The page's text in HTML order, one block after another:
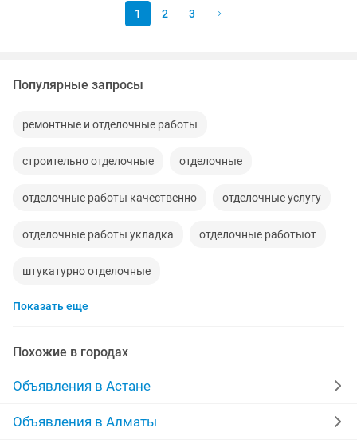
1 2 3
Популярные запросы
ремонтные и отделочные работы
строительно отделочные отделочные
отделочные работы качественно отделочные услугу
отделочные работы укладка отделочные работыот
штукатурно отделочные
ремонтно отделочные работы
внутренние отделочные работы
ремонтно отделочные
Показать еще
Похожие в городах
Объявления в Астане
Объявления в Алматы